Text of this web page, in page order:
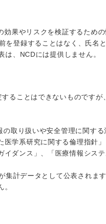
果やリスクを検証するため
を登録することはなく、氏名
、NCDには提供しません。
ることはできないものですが
取り扱いや安全管理に関する
学系研究に関する倫理指針
ダンス」、「医療情報シス
計データとして公表されま